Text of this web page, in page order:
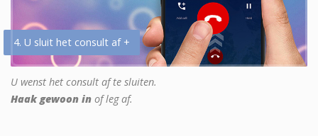
4. U sluit het consult af +
U wenst het consult af te sluiten.
Haak gewoon in of leg af.